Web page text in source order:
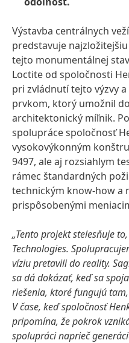
Výstavba centrálnych
predstavuje
tejto monumentálnej
Loctite od spoločnosti
pri zvládnutí tejto výzvy
prvkom, ktorý umožnil
architektonický míľnik.
spolupráce spoločnosť
vysokovýkonným
9497, ale aj rozsiahlym
rámec štandardných
technickým know-how a
prispôsobenými
„Tento projekt stelesňuje
Technologies.
víziu pretavili do reality.
sa dá dokázať, keď sa
riešenia, ktoré fungujú
V čase, keď spoločnosť
pripomína, že pokrok
spolupráci naprieč